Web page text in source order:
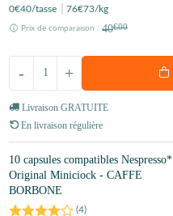
0€40/tasse 76€73/kg
Prix de comparaison : 40€00
+
-
Livraison GRATUITE
En livraison régulière
10 capsules compatibles Nespresso*
Original Miniciock - CAFFE
BORBONE
(4)